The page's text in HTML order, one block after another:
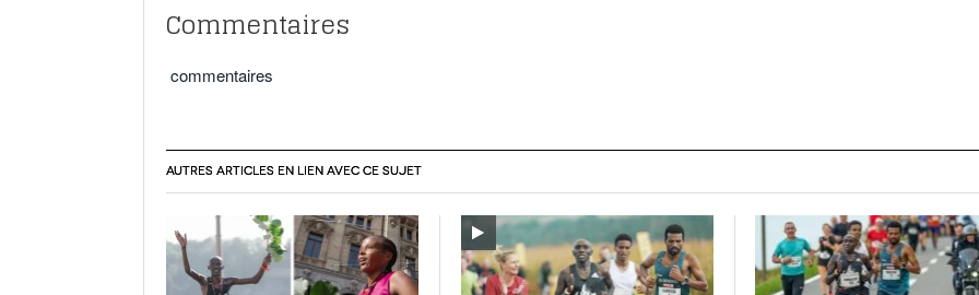
Commentaires
commentaires
AUTRES ARTICLES EN LIEN AVEC CE SUJET